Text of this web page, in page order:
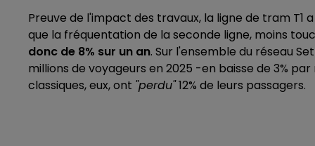
Preuve de l'impact des travaux, la ligne de tram T1
que la fréquentation de la seconde ligne, moins
donc de 8% sur un an. Sur l'ensemble du réseau
millions de voyageurs en 2025 -en baisse de 3%
classiques, eux, ont "perdu"12% de leurs passagers.